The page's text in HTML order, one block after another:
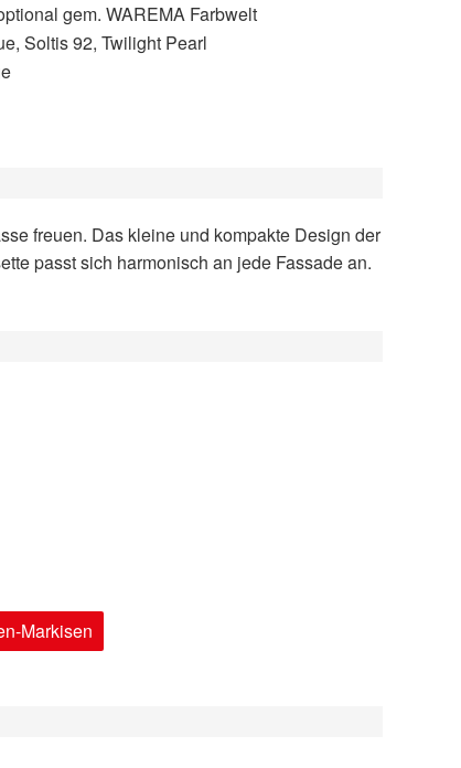
gem. WAREMA Farbwelt
Soltis 92, Twilight Pearl
passt sich harmonisch an jede Fassade an.
Markisen